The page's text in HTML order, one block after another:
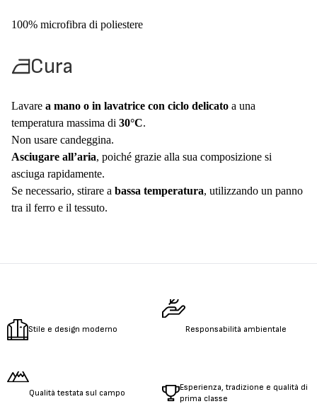
100% microfibra di poliestere
Cura
Lavare a mano o in lavatrice con ciclo delicato a una
temperatura massima di 30°C.
Non usare candeggina.
Asciugare all’aria, poiché grazie alla sua composizione si
asciuga rapidamente.
Se necessario, stirare a bassa temperatura, utilizzando un panno
tra il ferro e il tessuto.
Stile e design moderno Responsabilità ambientale
Qualità testata sul campo
Esperienza, tradizione e qualità di
prima classe